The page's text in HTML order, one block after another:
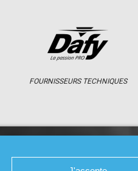
FOURNISSEURS TECHNIQUES
RÉSULTATS